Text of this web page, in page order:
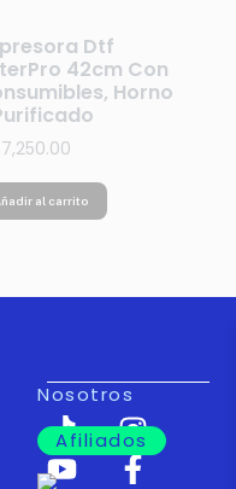
Dtf
42cm Con
Horno
al carrito
Nosotros
Afiliados